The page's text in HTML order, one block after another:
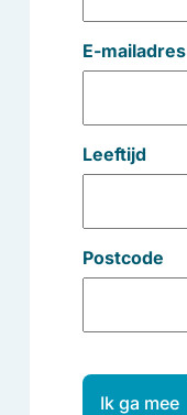
E-mailadres
Leeftijd
Postcode
Ik ga mee